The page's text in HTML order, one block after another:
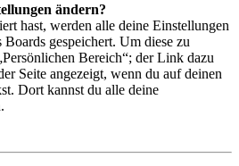
ändern?
hast, werden alle deine Einstellungen
gespeichert. Um diese zu
Bereich“; der Link dazu
Seite angezeigt, wenn du auf deinen
Dort kannst du alle deine